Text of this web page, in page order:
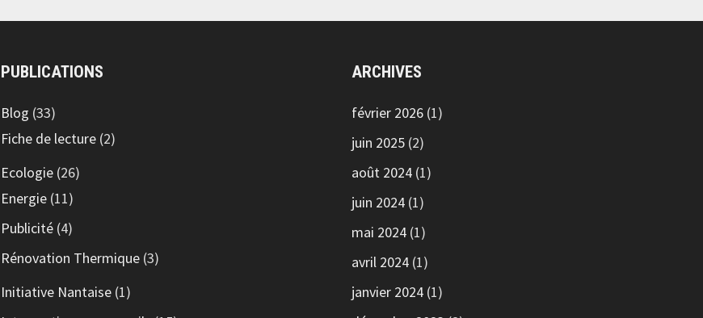
PUBLICATIONS
Blog (33)
Fiche de lecture(2)
Ecologie(26)
Energie(11)
Publicité(4)
Rénovation Thermique(3)
Initiative Nantaise(1)
ARCHIVES
février 2026 (1)
juin 2025 (2)
août 2024 (1)
juin 2024 (1)
mai 2024 (1)
avril 2024 (1)
janvier 2024 (1)